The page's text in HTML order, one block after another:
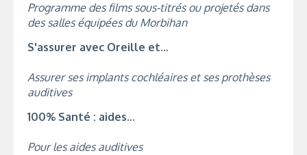
Programme des films sous-titrés ou projetés dans
des salles équipées du Morbihan
S'assurer avec Oreille et...
Assurer ses implants cochléaires et ses prothèses
auditives
100% Santé : aides...
Pour les aides auditives